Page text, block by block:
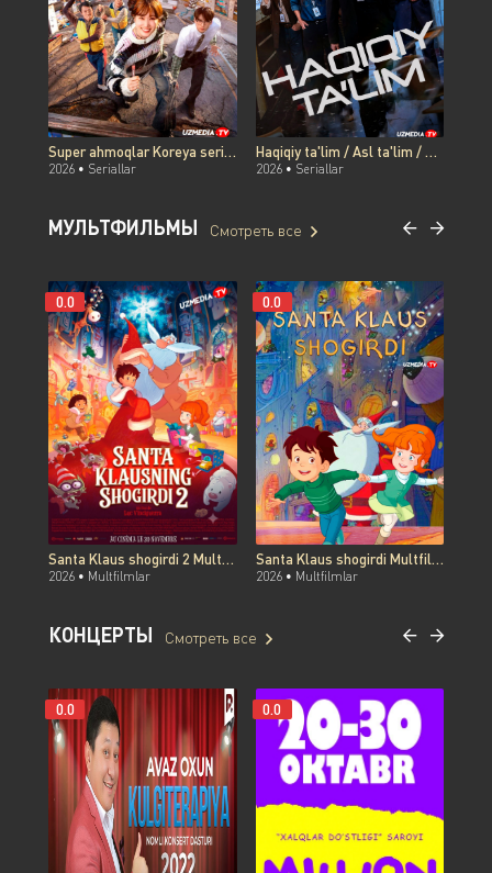
Super ahmoqlar Koreya seriali Barcha qismlar Uzbek tilida O'zbekcha 2026 tarjima serial Full HD tas-ix skachat
2026 • Seriallar
Haqiqiy ta'lim / Asl ta'lim / Saboq berish Koreya seriali Barcha qismlar Uzbek tilida O'zbekcha 2026 tarjima Full HD tas-ix skachat
2026 • Seriallar
МУЛЬТФИЛЬМЫ Смотреть все
Santa Klaus shogirdi 2 Multfilm Uzbek tilida O'zbekcha 2013 tarjima kino Full HD tas-ix skachat
2026 • Multfilmlar
0.0
Santa Klaus shogirdi Multfilm Uzbek tilida O'zbekcha 2010 tarjima kino Full HD tas-ix skachat
2026 • Multfilmlar
0.0
КОНЦЕРТЫ Смотреть все
0.0 0.0